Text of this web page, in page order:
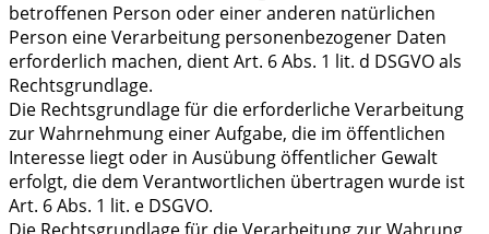
betroffenen Person oder einer anderen natürlichen
Person eine Verarbeitung personenbezogener Daten
erforderlich machen, dient Art. 6 Abs. 1 lit. d DSGVO als
Rechtsgrundlage.
Die Rechtsgrundlage für die erforderliche Verarbeitung
zur Wahrnehmung einer Aufgabe, die im öffentlichen
Interesse liegt oder in Ausübung öffentlicher Gewalt
erfolgt, die dem Verantwortlichen übertragen wurde ist
Art. 6 Abs. 1 lit. e DSGVO.